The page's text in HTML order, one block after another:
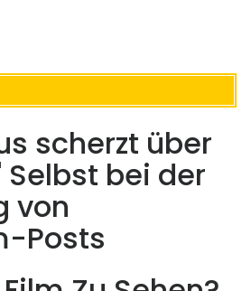
scherzt über
Selbst bei der
von
Posts